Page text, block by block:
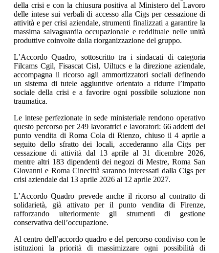
della crisi e con la chiusura positiva al Ministero del Lavoro
delle intese sui verbali di accesso alla Cigs per cessazione di
attività e per crisi aziendale, strumenti finalizzati a garantire la
massima salvaguardia occupazionale e reddituale nelle unità
produttive coinvolte dalla riorganizzazione del gruppo.
L’Accordo Quadro, sottoscritto tra i sindacati di categoria
Filcams Cgil, Fisascat Cisl, Uiltucs e la direzione aziendale,
accompagna il ricorso agli ammortizzatori sociali definendo
un sistema di tutele aggiuntive orientato a ridurre l’impatto
sociale della crisi e a favorire ogni possibile soluzione non
traumatica.
Le intese perfezionate in sede ministeriale rendono operativo
questo percorso per 249 lavoratrici e lavoratori: 66 addetti del
punto vendita di Roma Cola di Rienzo, chiuso il 4 aprile a
seguito dello sfratto dei locali, accederanno alla Cigs per
cessazione di attività dal 13 aprile al 31 dicembre 2026,
mentre altri 183 dipendenti dei negozi di Mestre, Roma San
Giovanni e Roma Cinecittà saranno interessati dalla Cigs per
crisi aziendale dal 13 aprile 2026 al 12 aprile 2027.
L’Accordo Quadro prevede anche il ricorso al contratto di
solidarietà, già attivato per il punto vendita di Firenze,
rafforzando ulteriormente gli strumenti di gestione
conservativa dell’occupazione.
Al centro dell’accordo quadro e del percorso condiviso con le
istituzioni la priorità di massimizzare ogni possibilità di